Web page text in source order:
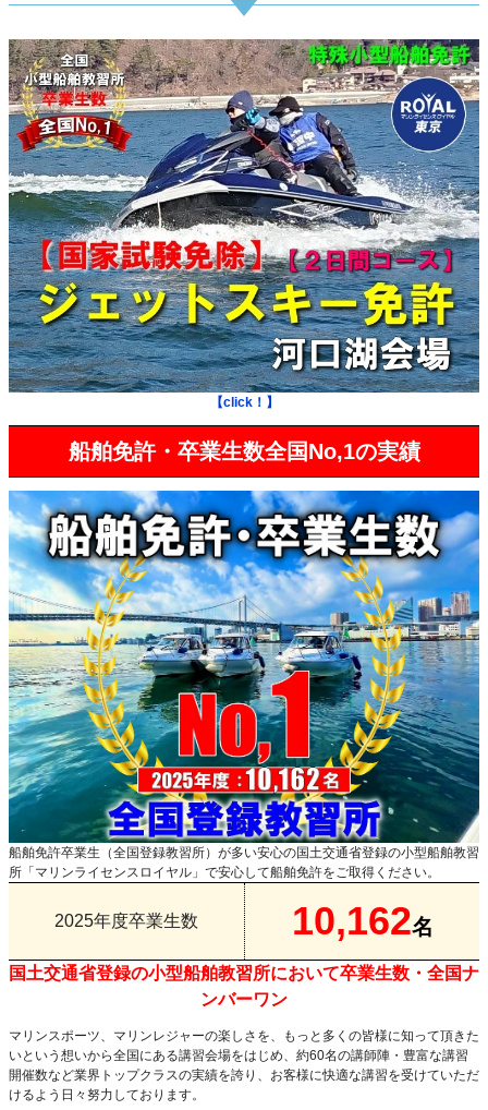
【click！】
船舶免許・卒業生数全国No,1の実績
船舶免許卒業生（全国登録教習所）が多い安心の国土交通省登録の小型船舶教習
所「マリンライセンスロイヤル」で安心して船舶免許をご取得ください。
2025年度卒業生数 10,162名
国土交通省登録の小型船舶教習所において卒業生数・全国ナ
ンバーワン
マリンスポーツ、マリンレジャーの楽しさを、もっと多くの皆様に知って頂きた
いという想いから全国にある講習会場をはじめ、約60名の講師陣・豊富な講習
開催数など業界トップクラスの実績を誇り、お客様に快適な講習を受けていただ
けるよう日々努力しております。